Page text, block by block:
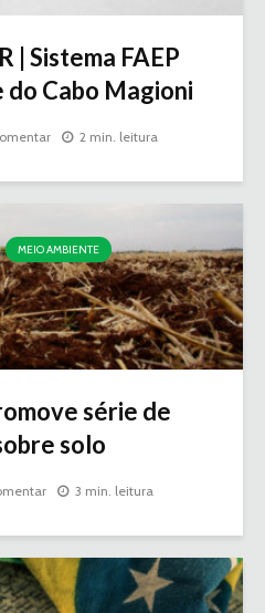
| Sistema FAEP
Cabo Magioni
2 min. leitura
MEIO AMBIENTE
série de
solo
3 min. leitura